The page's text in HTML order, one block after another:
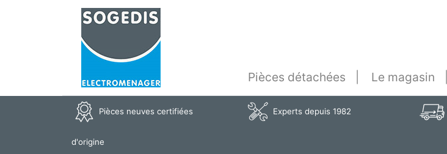
Pièces détachées Le magasin
Pièces neuves certifiées
d'origine
Experts depuis 1982